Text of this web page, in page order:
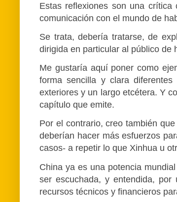
Estas reflexiones son una
comunicación con el mundo de
Se trata, debería tratarse, de
dirigida en particular al público de
Me gustaría aquí poner como
forma sencilla y clara
exteriores y un largo etcétera. Y
capítulo que emite.
Por el contrario, creo también
deberían hacer más esfuerzos
casos- a repetir lo que Xinhua u
China ya es una potencia
ser escuchada, y entendida,
recursos técnicos y financieros